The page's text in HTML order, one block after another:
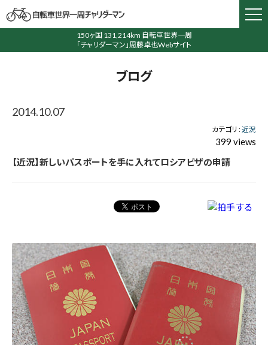
150ヶ国 131,214km 自転車世界一周
「チャリダーマン」周藤卓也Webサイト
ブログ
2014.10.07
カテゴリ :近況
399 views
【近況】新しいパスポートを手に入れてロシアビザの申請